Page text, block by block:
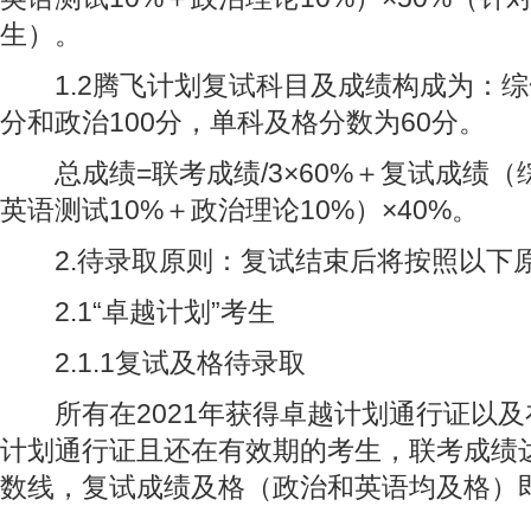
生）。
1.2腾飞计划复试科目及成绩构成为：综
分和政治100分，单科及格分数为60分。
总成绩=联考成绩/3×60%＋复试成绩（
英语测试10%＋政治理论10%）×40%。
2.待录取原则：复试结束后将按照以下
2.1“卓越计划”考生
2.1.1复试及格待录取
所有在2021年获得卓越计划通行证以及
计划通行证且还在有效期的考生，联考成绩
数线，复试成绩及格（政治和英语均及格）